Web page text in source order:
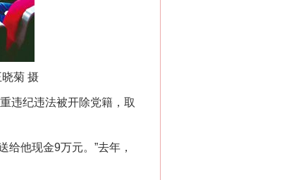
菊 摄
违纪违法被开除党籍，取
他现金9万元。”去年，